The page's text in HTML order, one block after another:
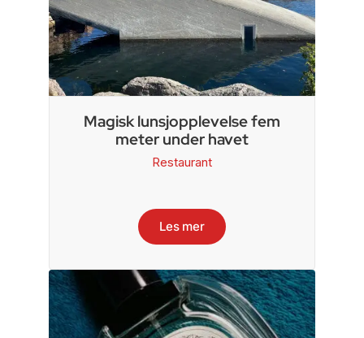
Magisk lunsjopplevelse fem
meter under havet
Restaurant
Les mer